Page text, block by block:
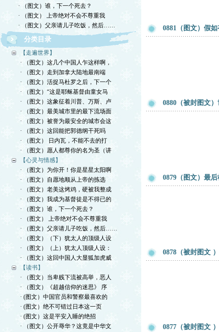
· （图文）谁，下一个死去？
· （图文） 上帝绝对不会不尊重我
· （图文）父亲请儿子吃饭，然后……
分类目录
【走遍世界】
· （图文）这几个中国人乍这样啊，
· （图文）走到加拿大陆地最南端
· （图文）活捉马杜罗之后，下一个
· （图文）“这是耶稣基督由童女马
· （图文）这象征着川普、万斯、卢
· （图文）最美城市里的最下流场面
· （图文）被誉为最安全的城市会这
· （图文）这回能把郭德纲干死吗
· （图文） 日内瓦，不能不去的打
· （图文）愿人都尊你的名为圣（讲
【心灵与情感】
· （图文）为你开！你是星星太阳啊
· （图文）自愿地顺从上帝的拣选
· （图文）老美这烤鸡，硬被我整成
· （图文）我成为基督徒是不得已的
· （图文）谁，下一个死去？
· （图文） 上帝绝对不会不尊重我
· （图文）父亲请儿子吃饭，然后……
· （图文）（下）犹太人的顶级人设
· （图文）（上）犹太人顶级人设：
· （图文）这回中国人大显狐加虎威
【读书】
· （图文）当卑贱下流被高举，恶人
· （图文）《超越信仰的迷思》 序
· (图文）中国官员和警察最喜欢的
· (图文）绝不可错过日本这一页
· (图文）这是平安入睡的绝招
· （图文）公开辱华？这竟是中华文
0881（图文）假
0880（被封图文
0879（图文）最
0878（被封图文
0877（被封图文